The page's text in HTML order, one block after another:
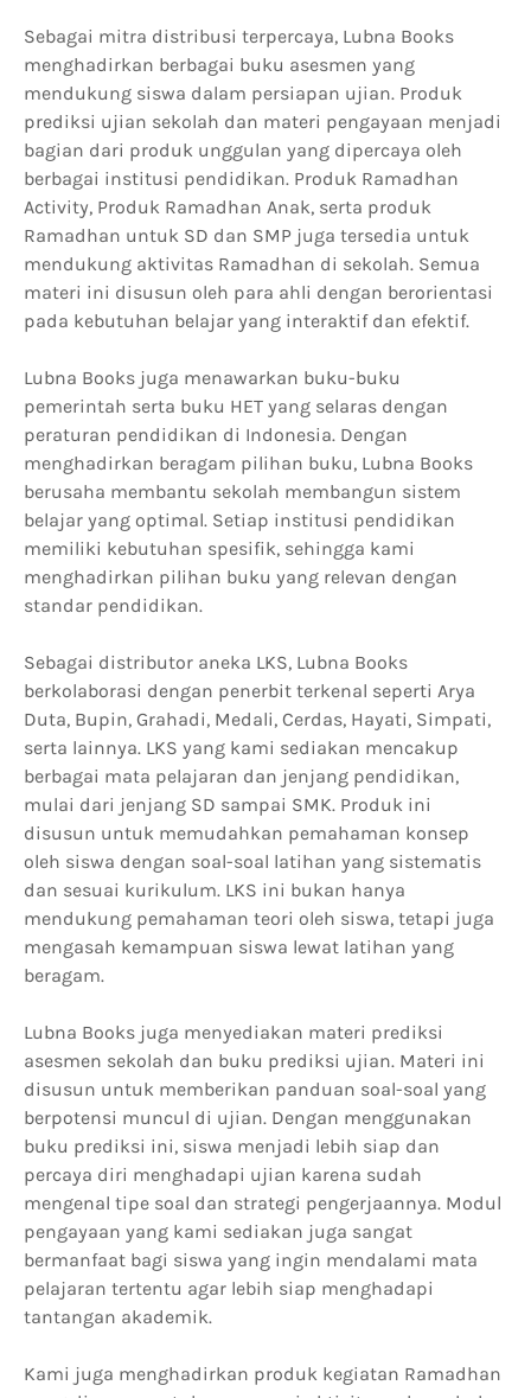
Sebagai mitra distribusi terpercaya, Lubna Books
menghadirkan berbagai buku asesmen yang
mendukung siswa dalam persiapan ujian. Produk
prediksi ujian sekolah dan materi pengayaan menjadi
bagian dari produk unggulan yang dipercaya oleh
berbagai institusi pendidikan. Produk Ramadhan
Activity, Produk Ramadhan Anak, serta produk
Ramadhan untuk SD dan SMP juga tersedia untuk
mendukung aktivitas Ramadhan di sekolah. Semua
materi ini disusun oleh para ahli dengan berorientasi
pada kebutuhan belajar yang interaktif dan efektif.
Lubna Books juga menawarkan buku-buku
pemerintah serta buku HET yang selaras dengan
peraturan pendidikan di Indonesia. Dengan
menghadirkan beragam pilihan buku, Lubna Books
berusaha membantu sekolah membangun sistem
belajar yang optimal. Setiap institusi pendidikan
memiliki kebutuhan spesifik, sehingga kami
menghadirkan pilihan buku yang relevan dengan
standar pendidikan.
Sebagai distributor aneka LKS, Lubna Books
berkolaborasi dengan penerbit terkenal seperti Arya
Duta, Bupin, Grahadi, Medali, Cerdas, Hayati, Simpati,
serta lainnya. LKS yang kami sediakan mencakup
berbagai mata pelajaran dan jenjang pendidikan,
mulai dari jenjang SD sampai SMK. Produk ini
disusun untuk memudahkan pemahaman konsep
oleh siswa dengan soal-soal latihan yang sistematis
dan sesuai kurikulum. LKS ini bukan hanya
mendukung pemahaman teori oleh siswa, tetapi juga
mengasah kemampuan siswa lewat latihan yang
beragam.
Lubna Books juga menyediakan materi prediksi
asesmen sekolah dan buku prediksi ujian. Materi ini
disusun untuk memberikan panduan soal-soal yang
berpotensi muncul di ujian. Dengan menggunakan
buku prediksi ini, siswa menjadi lebih siap dan
percaya diri menghadapi ujian karena sudah
mengenal tipe soal dan strategi pengerjaannya. Modul
pengayaan yang kami sediakan juga sangat
bermanfaat bagi siswa yang ingin mendalami mata
pelajaran tertentu agar lebih siap menghadapi
tantangan akademik.
Kami juga menghadirkan produk kegiatan Ramadhan